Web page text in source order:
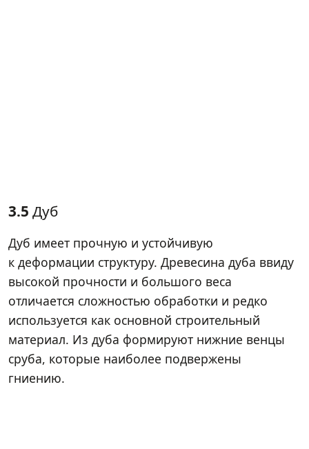
3.5 Дуб
Дуб имеет прочную и устойчивую
к деформации структуру. Древесина дуба ввиду
высокой прочности и большого веса
отличается сложностью обработки и редко
используется как основной строительный
материал. Из дуба формируют нижние венцы
сруба, которые наиболее подвержены
гниению.